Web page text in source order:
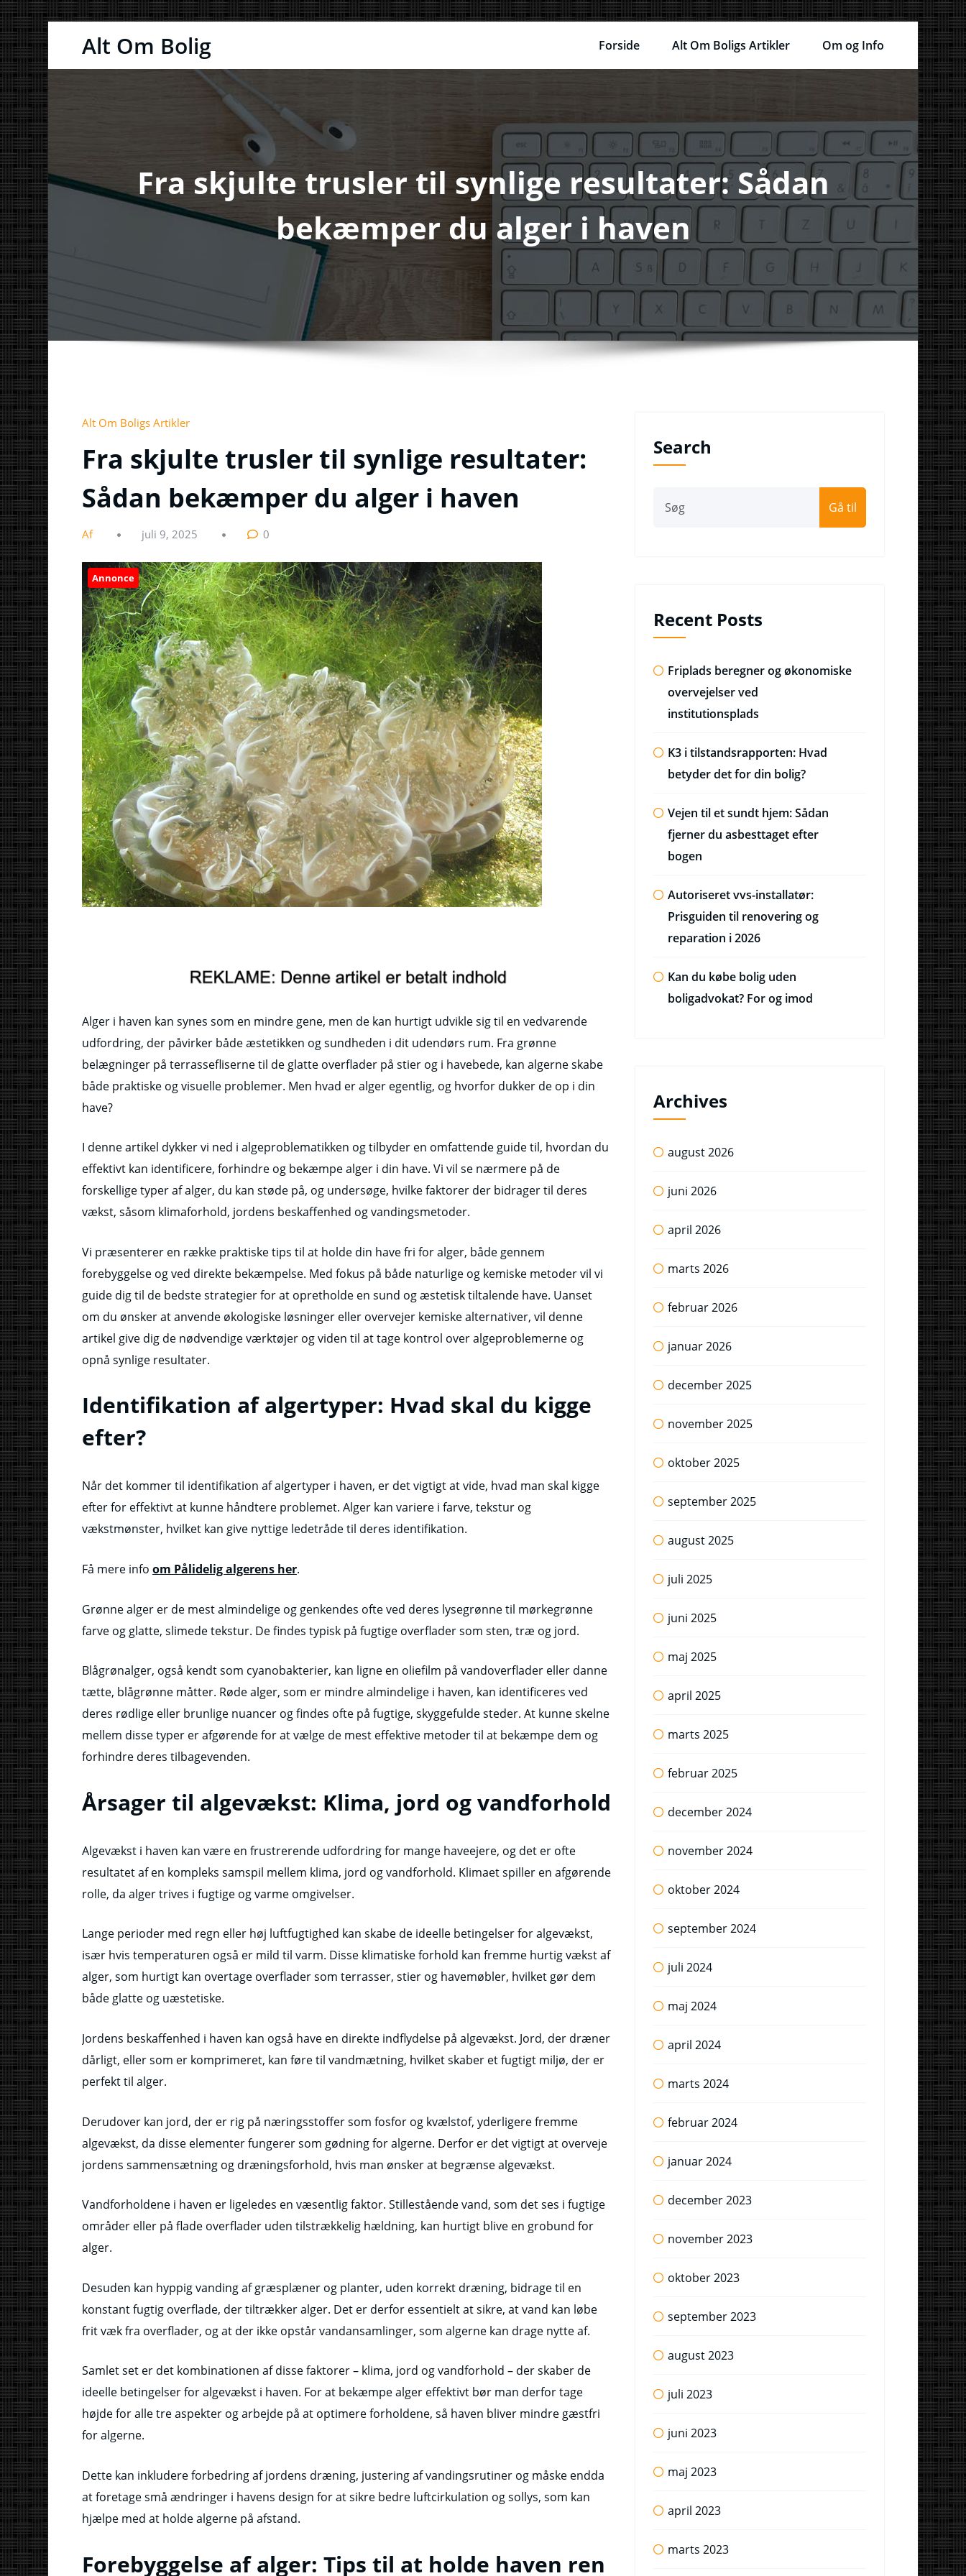
Alt Om Bolig Forside Alt Om Boligs Artikler Om og Info
Fra skjulte trusler til synlige resultater: Sådan
bekæmper du alger i haven
Alt Om Boligs Artikler
Fra skjulte trusler til synlige resultater:
Sådan bekæmper du alger i haven
Af juli 9, 2025 0
Annonce
Alger i haven kan synes som en mindre gene, men de kan hurtigt udvikle sig til en vedvarende
udfordring, der påvirker både æstetikken og sundheden i dit udendørs rum. Fra grønne
belægninger på terrassefliserne til de glatte overflader på stier og i havebede, kan algerne skabe
både praktiske og visuelle problemer. Men hvad er alger egentlig, og hvorfor dukker de op i din
have?
I denne artikel dykker vi ned i algeproblematikken og tilbyder en omfattende guide til, hvordan du
effektivt kan identificere, forhindre og bekæmpe alger i din have. Vi vil se nærmere på de
forskellige typer af alger, du kan støde på, og undersøge, hvilke faktorer der bidrager til deres
vækst, såsom klimaforhold, jordens beskaffenhed og vandingsmetoder.
Vi præsenterer en række praktiske tips til at holde din have fri for alger, både gennem
forebyggelse og ved direkte bekæmpelse. Med fokus på både naturlige og kemiske metoder vil vi
guide dig til de bedste strategier for at opretholde en sund og æstetisk tiltalende have. Uanset
om du ønsker at anvende økologiske løsninger eller overvejer kemiske alternativer, vil denne
artikel give dig de nødvendige værktøjer og viden til at tage kontrol over algeproblemerne og
opnå synlige resultater.
Identifikation af algertyper: Hvad skal du kigge
efter?
Når det kommer til identifikation af algertyper i haven, er det vigtigt at vide, hvad man skal kigge
efter for effektivt at kunne håndtere problemet. Alger kan variere i farve, tekstur og
vækstmønster, hvilket kan give nyttige ledetråde til deres identifikation.
Få mere info om Pålidelig algerens her.
Grønne alger er de mest almindelige og genkendes ofte ved deres lysegrønne til mørkegrønne
farve og glatte, slimede tekstur. De findes typisk på fugtige overflader som sten, træ og jord.
Blågrønalger, også kendt som cyanobakterier, kan ligne en oliefilm på vandoverflader eller danne
tætte, blågrønne måtter. Røde alger, som er mindre almindelige i haven, kan identificeres ved
deres rødlige eller brunlige nuancer og findes ofte på fugtige, skyggefulde steder. At kunne skelne
mellem disse typer er afgørende for at vælge de mest effektive metoder til at bekæmpe dem og
forhindre deres tilbagevenden.
Årsager til algevækst: Klima, jord og vandforhold
Algevækst i haven kan være en frustrerende udfordring for mange haveejere, og det er ofte
resultatet af en kompleks samspil mellem klima, jord og vandforhold. Klimaet spiller en afgørende
rolle, da alger trives i fugtige og varme omgivelser.
Lange perioder med regn eller høj luftfugtighed kan skabe de ideelle betingelser for algevækst,
især hvis temperaturen også er mild til varm. Disse klimatiske forhold kan fremme hurtig vækst af
alger, som hurtigt kan overtage overflader som terrasser, stier og havemøbler, hvilket gør dem
både glatte og uæstetiske.
Jordens beskaffenhed i haven kan også have en direkte indflydelse på algevækst. Jord, der dræner
dårligt, eller som er komprimeret, kan føre til vandmætning, hvilket skaber et fugtigt miljø, der er
perfekt til alger.
Derudover kan jord, der er rig på næringsstoffer som fosfor og kvælstof, yderligere fremme
algevækst, da disse elementer fungerer som gødning for algerne. Derfor er det vigtigt at overveje
jordens sammensætning og dræningsforhold, hvis man ønsker at begrænse algevækst.
Vandforholdene i haven er ligeledes en væsentlig faktor. Stillestående vand, som det ses i fugtige
områder eller på flade overflader uden tilstrækkelig hældning, kan hurtigt blive en grobund for
alger.
Desuden kan hyppig vanding af græsplæner og planter, uden korrekt dræning, bidrage til en
konstant fugtig overflade, der tiltrækker alger. Det er derfor essentielt at sikre, at vand kan løbe
frit væk fra overflader, og at der ikke opstår vandansamlinger, som algerne kan drage nytte af.
Samlet set er det kombinationen af disse faktorer – klima, jord og vandforhold – der skaber de
ideelle betingelser for algevækst i haven. For at bekæmpe alger effektivt bør man derfor tage
højde for alle tre aspekter og arbejde på at optimere forholdene, så haven bliver mindre gæstfri
for algerne.
Dette kan inkludere forbedring af jordens dræning, justering af vandingsrutiner og måske endda
at foretage små ændringer i havens design for at sikre bedre luftcirkulation og sollys, som kan
hjælpe med at holde algerne på afstand.
Forebyggelse af alger: Tips til at holde haven ren
Search
Gå til
Recent Posts
Friplads beregner og økonomiske
overvejelser ved
institutionsplads
K3 i tilstandsrapporten: Hvad
betyder det for din bolig?
Vejen til et sundt hjem: Sådan
fjerner du asbesttaget efter
bogen
Autoriseret vvs-installatør:
Prisguiden til renovering og
reparation i 2026
Kan du købe bolig uden
boligadvokat? For og imod
Archives
august 2026
juni 2026
april 2026
marts 2026
februar 2026
januar 2026
december 2025
november 2025
oktober 2025
september 2025
august 2025
juli 2025
juni 2025
maj 2025
april 2025
marts 2025
februar 2025
december 2024
november 2024
oktober 2024
september 2024
juli 2024
maj 2024
april 2024
marts 2024
februar 2024
januar 2024
december 2023
november 2023
oktober 2023
september 2023
august 2023
juli 2023
juni 2023
maj 2023
april 2023
marts 2023